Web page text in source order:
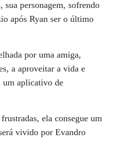
sua personagem, sofrendo
após Ryan ser o último
por uma amiga,
a aproveitar a vida e
um aplicativo de
ela consegue um
vivido por Evandro